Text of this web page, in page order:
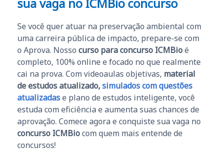
Se você quer atuar na preservação ambiental com
uma carreira pública de impacto, prepare-se com
o Aprova. Nosso curso para concurso ICMBioé
completo, 100% online e focado no que realmente
cai na prova. Com videoaulas objetivas, material
de estudos atualizado,simulados com questões
atualizadase plano de estudos inteligente, você
estuda com eficiência e aumenta suas chances de
aprovação. Comece agora e conquiste sua vaga no
concurso ICMBiocom quem mais entende de
concursos!